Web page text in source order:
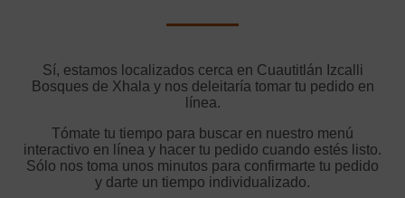
Sí, estamos localizados cerca en Cuautitlán Izcalli
Bosques de Xhala y nos deleitaría tomar tu pedido en
línea.
Tómate tu tiempo para buscar en nuestro menú
interactivo en línea y hacer tu pedido cuando estés listo.
Sólo nos toma unos minutos para confirmarte tu pedido
y darte un tiempo individualizado.